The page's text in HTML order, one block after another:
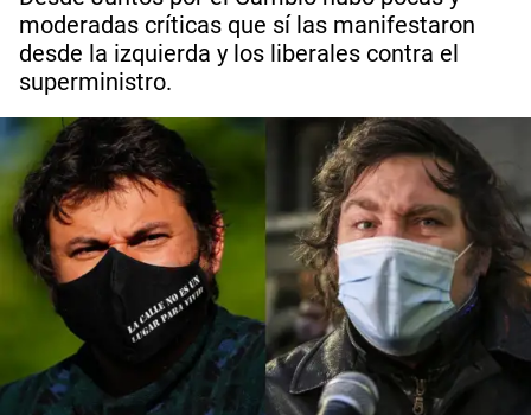
moderadas críticas que sí las manifestaron
desde la izquierda y los liberales contra el
superministro.